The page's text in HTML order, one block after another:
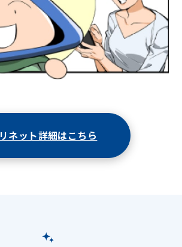
リネット詳細はこちら